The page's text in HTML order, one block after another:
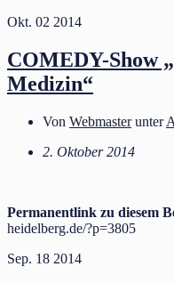
Okt. 02 2014
COMEDY-Show
Medizin“
Von Webmasterunter
2. Oktober 2014
Permanentlink zu diesem
heidelberg.de/?p=3805
Sep. 18 2014